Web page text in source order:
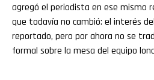
agregó el periodista en ese mismo
que todavía no cambió: el interés
reportado, pero por ahora no se
formal sobre la mesa del equipo